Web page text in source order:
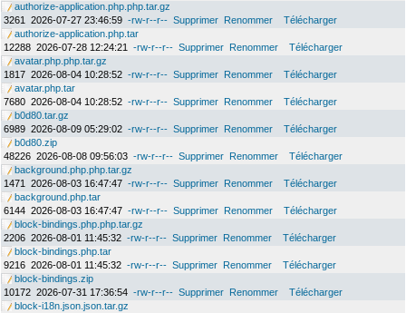
authorize-application.php.php.tar.gz
3261
2026-07-27 23:46:59 -rw-r--r-- Supprimer Renommer
Télécharger
authorize-application.php.tar
12288 2026-07-28 12:24:21 -rw-r--r-- Supprimer Renommer
Télécharger
avatar.php.php.tar.gz
1817 2026-08-04 10:28:52 -rw-r--r-- Supprimer Renommer
Télécharger
avatar.php.tar
7680 2026-08-04 10:28:52 -rw-r--r-- Supprimer Renommer
Télécharger
b0d80.tar.gz
6989 2026-08-09 05:29:02 -rw-r--r-- Supprimer Renommer
Télécharger
b0d80.zip
48226 2026-08-08 09:56:03 -rw-r--r-- Supprimer Renommer
Télécharger
background.php.php.tar.gz
1471
2026-08-03 16:47:47 -rw-r--r-- Supprimer Renommer
Télécharger
background.php.tar
6144 2026-08-03 16:47:47 -rw-r--r-- Supprimer Renommer
Télécharger
block-bindings.php.php.tar.gz
2206 2026-08-01 11:45:32 -rw-r--r-- Supprimer Renommer
Télécharger
block-bindings.php.tar
9216 2026-08-01 11:45:32 -rw-r--r-- Supprimer Renommer
Télécharger
block-bindings.zip
10172 2026-07-31 17:36:54 -rw-r--r-- Supprimer Renommer
Télécharger
block-i18n.json.json.tar.gz